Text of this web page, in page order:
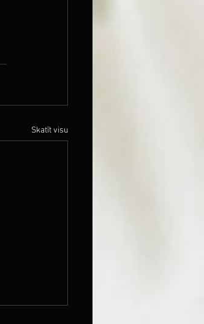
Skatīt visu